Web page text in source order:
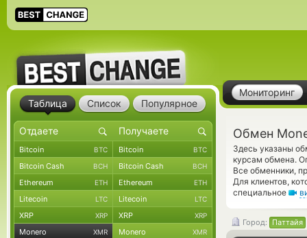
Мониторинг
Обмен
Здесь указаны
курсам обмена.
Все обменники,
Для клиентов,
специальное
Город: Паттайя
Таблица Список Популярное
Bitcoin BTC Bitcoin BTC
Bitcoin Cash BCH Bitcoin Cash BCH
Ethereum ETH Ethereum ETH
Litecoin LTC Litecoin LTC
XRP XRP XRP XRP
Monero XMR Monero XMR